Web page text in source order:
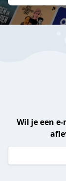
Wil je een